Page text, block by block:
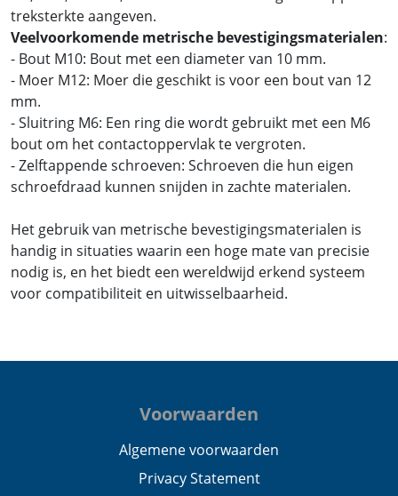
treksterkte aangeven.
Veelvoorkomende metrische bevestigingsmaterialen:
- Bout M10: Bout met een diameter van 10 mm.
- Moer M12: Moer die geschikt is voor een bout van 12
mm.
- Sluitring M6: Een ring die wordt gebruikt met een M6
bout om het contactoppervlak te vergroten.
- Zelftappende schroeven: Schroeven die hun eigen
schroefdraad kunnen snijden in zachte materialen.
Het gebruik van metrische bevestigingsmaterialen is
handig in situaties waarin een hoge mate van precisie
nodig is, en het biedt een wereldwijd erkend systeem
voor compatibiliteit en uitwisselbaarheid.
Voorwaarden
Algemene voorwaarden
Privacy Statement